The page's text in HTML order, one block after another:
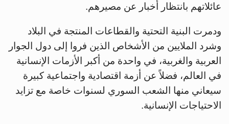
عائلاتهم بانتظار أخبار عن مصيرهم.
ودمرت البنية التحتية والقطاعات المنتجة في البلاد
وشرد الملايين من الأشخاص الذين فروا إلى دول الجوار
العربية والغربية، في واحدة من أكبر الأزمات الإنسانية
في العالم، فضلاً عن أزمة اقتصادية واجتماعية كبيرة
سيعاني منها الشعب السوري لسنوات خاصة مع تزايد
الاحتياجات الإنسانية.